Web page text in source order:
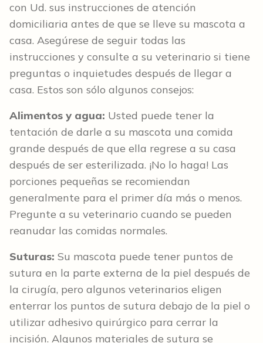
con Ud. sus instrucciones de atención
domiciliaria antes de que se lleve su mascota a
casa. Asegúrese de seguir todas las
instrucciones y consulte a su veterinario si tiene
preguntas o inquietudes después de llegar a
casa. Estos son sólo algunos consejos:
Alimentos y agua: Usted puede tener la
tentación de darle a su mascota una comida
grande después de que ella regrese a su casa
después de ser esterilizada. ¡No lo haga! Las
porciones pequeñas se recomiendan
generalmente para el primer día más o menos.
Pregunte a su veterinario cuando se pueden
reanudar las comidas normales.
Suturas: Su mascota puede tener puntos de
sutura en la parte externa de la piel después de
la cirugía, pero algunos veterinarios eligen
enterrar los puntos de sutura debajo de la piel o
utilizar adhesivo quirúrgico para cerrar la
incisión. Algunos materiales de sutura se